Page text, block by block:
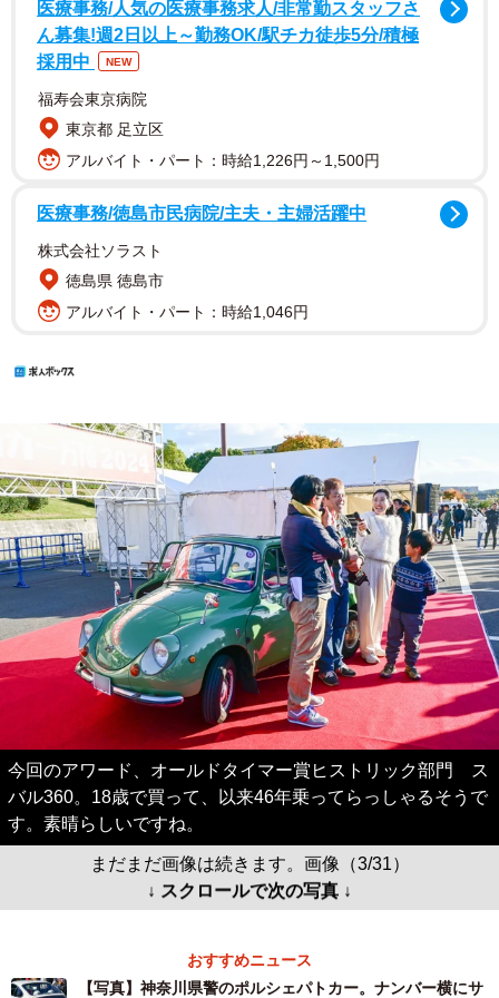
医療事務/人気の医療事務求人/非常勤スタッフさ
ん募集!週2日以上～勤務OK/駅チカ徒歩5分/積極
採用中
NEW
福寿会東京病院
東京都 足立区
アルバイト・パート：時給1,226円～1,500円
医療事務/徳島市民病院/主夫・主婦活躍中
株式会社ソラスト
徳島県 徳島市
アルバイト・パート：時給1,046円
今回のアワード、オールドタイマー賞ヒストリック部門 ス
バル360。18歳で買って、以来46年乗ってらっしゃるそうで
す。素晴らしいですね。
まだまだ画像は続きます。画像（3/31）
↓ スクロールで次の写真 ↓
おすすめニュース
【写真】神奈川県警のポルシェパトカー。ナンバー横にサ